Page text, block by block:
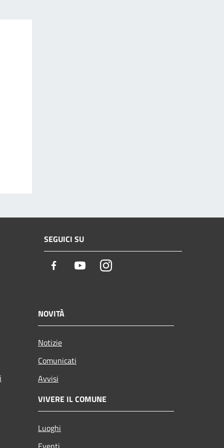
SEGUICI SU
Facebook YoutubeInstagram
NOVITÀ
Notizie
Comunicati
Avvisi
VIVERE IL COMUNE
Luoghi